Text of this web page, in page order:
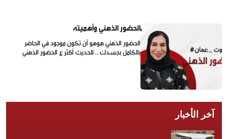
الحضور الذهني وأهميته
الحضور الذهني هوهو أن تكون موجود في الحاضر
بالكامل بجسدك .. للحديث أكثر ع الحضور الذهني
آخر الأخبار